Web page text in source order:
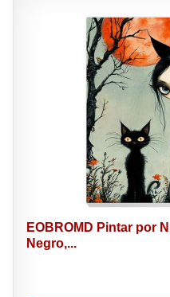
EOBROMD Pintar por
Negro,...